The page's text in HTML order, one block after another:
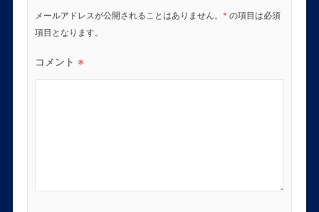
メールアドレスが公開されることはありません。 * の項目は必須
項目となります。
コメント ※